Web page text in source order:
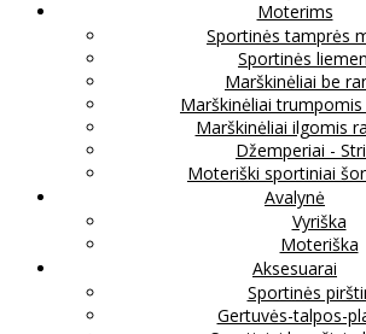
Moterims
Sportinės tamprės
Sportinės
Marškinėliai be
Marškinėliai
Marškinėliai ilgomis
Džemperiai -
Moteriški sportiniai
Avalynė
Vyriška
Moteriška
Aksesuarai
Sportinės
Gertuvės-talpos-